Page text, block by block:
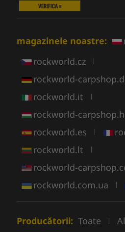
VERIFICA »
magazinele noastre:
rockworld.cz |
rockworld-
rockworld.it |
rockworld-
rockworld.es |
rockworld.lt |
rockworld-
rockworld.com.ua |
Producătorii: Toate |